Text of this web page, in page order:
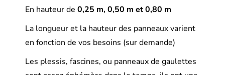
En hauteur de 0,25 m, 0,50 m et 0,80 m
La longueur et la hauteur des panneaux varient
en fonction de vos besoins (sur demande)
Les plessis, fascines, ou panneaux de gaulettes